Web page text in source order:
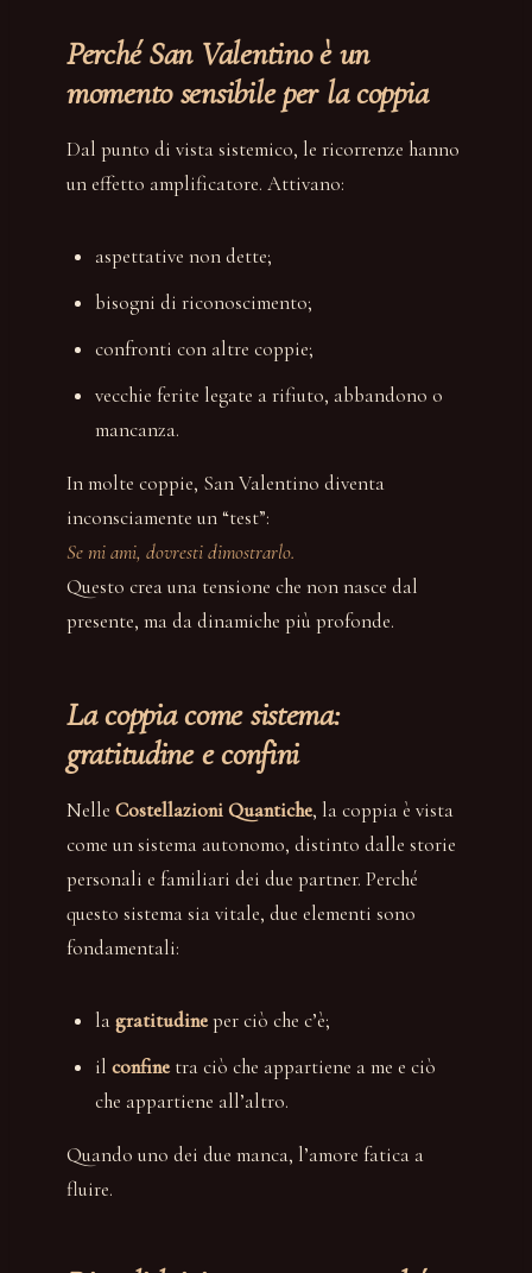
Perché San Valentino è un
momento sensibile per la coppia
Dal punto di vista sistemico, le ricorrenze hanno
un effetto amplificatore. Attivano:
aspettative non dette;
bisogni di riconoscimento;
confronti con altre coppie;
vecchie ferite legate a rifiuto, abbandono o
mancanza.
In molte coppie, San Valentino diventa
inconsciamente un “test”:
Se mi ami, dovresti dimostrarlo.
Questo crea una tensione che non nasce dal
presente, ma da dinamiche più profonde.
La coppia come sistema:
gratitudine e confini
Nelle Costellazioni Quantiche, la coppia è vista
come un sistema autonomo, distinto dalle storie
personali e familiari dei due partner. Perché
questo sistema sia vitale, due elementi sono
fondamentali:
lagratitudineper ciò che c’è;
il confinetra ciò che appartiene a me e ciò
che appartiene all’altro.
Quando uno dei due manca, l’amore fatica a
fluire.